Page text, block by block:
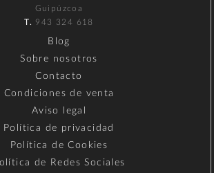
Guipúzcoa
T. 943 324 618
Blog
Sobre nosotros
Contacto
Condiciones de venta
Aviso legal
Política de privacidad
Política de Cookies
de Redes Sociales